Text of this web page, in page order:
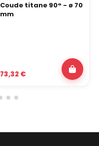
Coude titane 90° - ø 70
mm
73,32 €